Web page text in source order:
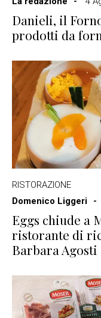
Danieli, il
prodotti da
RISTORAZIONE
Domenico Liggeri
Eggs chiude a
ristorante di
Barbara Agosti